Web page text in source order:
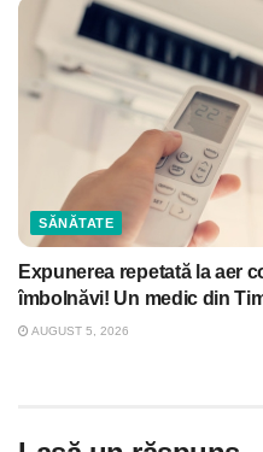
SĂNĂTATE
Expunerea repetată la aer
îmbolnăvi! Un medic din
AUGUST 5, 2026